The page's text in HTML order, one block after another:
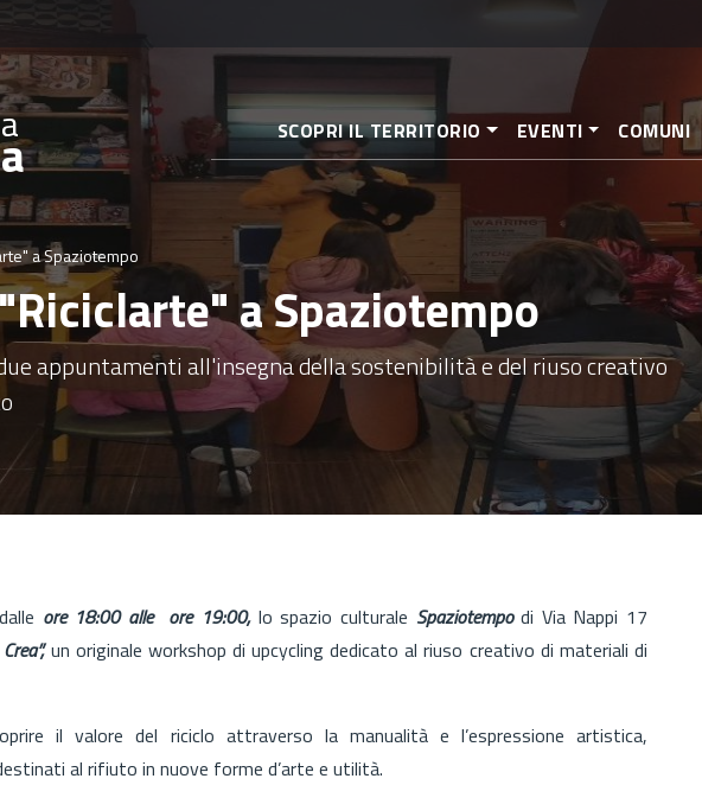
au
SCOPRI IL TERRITORIO EVENTI COMUNI
a Spaziotempo
a Spaziotempo
appuntamenti all'insegna della sostenibilità e del riuso creativo
ore 18:00 alle ore 19:00,lo spazio culturale Spaziotempodi Via Nappi 17
un originale workshop di upcycling dedicato al riuso creativo di materiali di
il valore del riciclo attraverso la manualità e l’espressione artistica,
al rifiuto in nuove forme d’arte e utilità.